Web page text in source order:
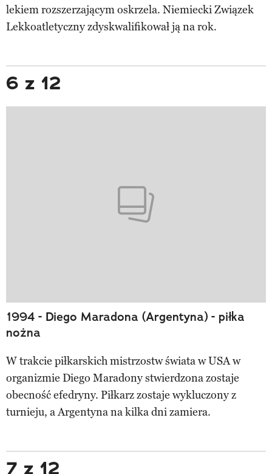
lekiem rozszerzającym oskrzela. Niemiecki Związek
Lekkoatletyczny zdyskwalifikował ją na rok.
6 z 12
1994 - Diego Maradona (Argentyna) - piłka
nożna
W trakcie piłkarskich mistrzostw świata w USA w
organizmie Diego Maradony stwierdzona zostaje
obecność efedryny. Piłkarz zostaje wykluczony z
turnieju, a Argentyna na kilka dni zamiera.
7 z 12